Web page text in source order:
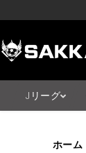
Jリーグ
ホーム